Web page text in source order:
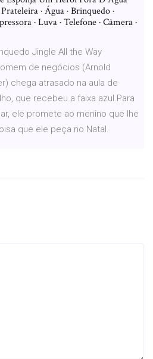
· Água · Brinquedo ·
· Luva · Telefone · Câmera ·
Jingle All the Way
de negócios (Arnold
chega atrasado na aula de
que recebeu a faixa azul.Para
ele promete ao menino que lhe
que ele peça no Natal.